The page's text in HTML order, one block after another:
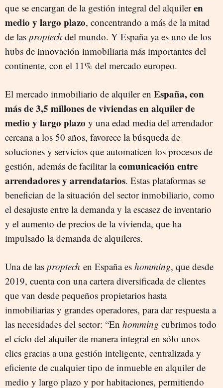
que se encargan de la gestión integral del alquileren
medio y largo plazo, concentrando a más de la mitad
de las proptech del mundo. Y España ya es uno de los
hubs de innovación inmobiliaria más importantes del
continente, con el 11% del mercado europeo.
El mercado inmobiliario de alquiler en España, con
más de 3,5 millones de viviendas en alquiler de
medio y largo plazo y una edad media del arrendador
cercana a los 50 años, favorece la búsqueda de
soluciones y servicios que automaticen los procesos de
gestión, además de facilitar lacomunicación entre
arrendadores y arrendatarios. Estas plataformas se
benefician de la situación del sector inmobiliario, como
el desajuste entre la demanda y la escasez de inventario
y el aumento de precios de la vivienda, que ha
impulsado la demanda de alquileres.
Una de las proptech en España es homming, que desde
2019, cuenta con una cartera diversificada de clientes
que van desde pequeños propietarios hasta
inmobiliarias y grandes operadores, para dar respuesta a
las necesidades del sector: “En homming cubrimos todo
el ciclo del alquiler de manera integral en sólo unos
clics gracias a una gestión inteligente, centralizada y
eficiente de cualquier tipo de inmueble en alquiler de
medio y largo plazo y por habitaciones, permitiendo